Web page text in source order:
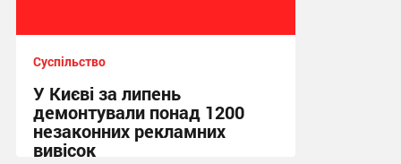
Суспільство
У Києві за липень
демонтували понад 1200
незаконних рекламних
вивісок